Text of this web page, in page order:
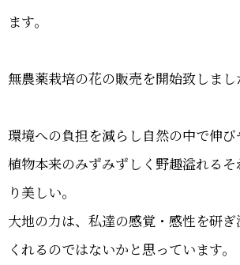
ます。
無農薬栽培の花の販売を開始致しまし
環境への負担を減らし自然の中で伸び
植物本来のみずみずしく野趣溢れる
り美しい。
大地の力は、私達の感覚・感性を研
くれるのではないかと思っています。